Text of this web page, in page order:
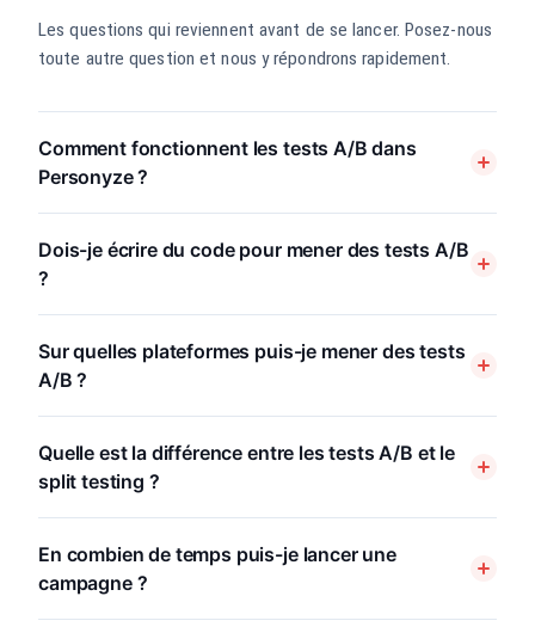
Les questions qui reviennent avant de se lancer. Posez-nous
toute autre question et nous y répondrons rapidement.
Comment fonctionnent les tests A/B dans
Personyze ?
Dois-je écrire du code pour mener des tests A/B
?
Sur quelles plateformes puis-je mener des tests
A/B ?
Quelle est la différence entre les tests A/B et le
split testing ?
En combien de temps puis-je lancer une
campagne ?